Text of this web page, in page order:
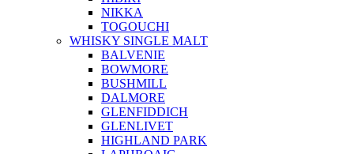
NIKKA
TOGOUCHI
WHISKY SINGLE MALT
BALVENIE
BOWMORE
BUSHMILL
DALMORE
GLENFIDDICH
GLENLIVET
HIGHLAND PARK